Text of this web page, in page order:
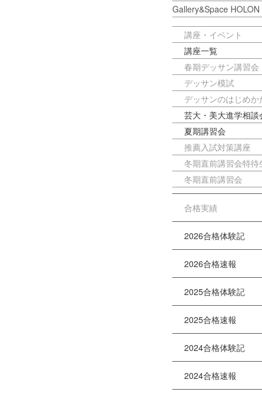
Gallery&Space HOLON
講座・イベント
講座一覧
春期デッサン講習会
デッサン模試
デッサンのはじめか
芸大・美大進学相談
夏期講習会
推薦入試対策講座
冬期直前講習会特待
冬期直前講習会
合格実績
2026合格体験記
2026合格速報
2025合格体験記
2025合格速報
2024合格体験記
2024合格速報